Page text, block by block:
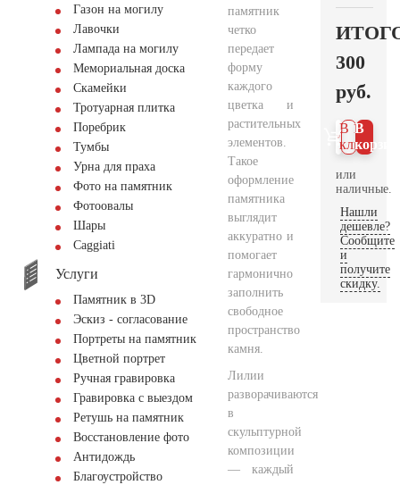
Газон на могилу
Лавочки
Лампада на могилу
Мемориальная доска
Скамейки
Тротуарная плитка
Поребрик
Тумбы
Урна для праха
Фото на памятник
Фотоовалы
Шары
Сaggiati
Услуги
Памятник в 3D
Эскиз - согласование
Портреты на памятник
Цветной портрет
Ручная гравировка
Гравировка с выездом
Ретушь на памятник
Восстановление фото
Антидождь
Благоустройство
памятник
четко
передает
форму
каждого
цветка и
растительных
элементов.
Такое
оформление
памятника
выглядит
аккуратно и
помогает
гармонично
заполнить
свободное
пространство
камня.
Лилии
разворачиваются
в
скульптурной
композиции
— каждый
300
руб.
В
В 1
клик
или
наличные.
Нашли
дешевле?
Сообщите
и
получите
скидку.